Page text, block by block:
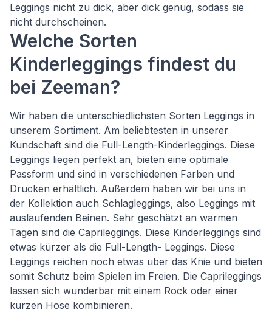
Leggings nicht zu dick, aber dick genug, sodass sie
nicht durchscheinen.
Welche Sorten
Kinderleggings findest du
bei Zeeman?
Wir haben die unterschiedlichsten Sorten Leggings in
unserem Sortiment. Am beliebtesten in unserer
Kundschaft sind die Full-Length-Kinderleggings. Diese
Leggings liegen perfekt an, bieten eine optimale
Passform und sind in verschiedenen Farben und
Drucken erhältlich. Außerdem haben wir bei uns in
der Kollektion auch Schlagleggings, also Leggings mit
auslaufenden Beinen. Sehr geschätzt an warmen
Tagen sind die Caprileggings. Diese Kinderleggings sind
etwas kürzer als die Full-Length- Leggings. Diese
Leggings reichen noch etwas über das Knie und bieten
somit Schutz beim Spielen im Freien. Die Caprileggings
lassen sich wunderbar mit einem Rock oder einer
kurzen Hose kombinieren.